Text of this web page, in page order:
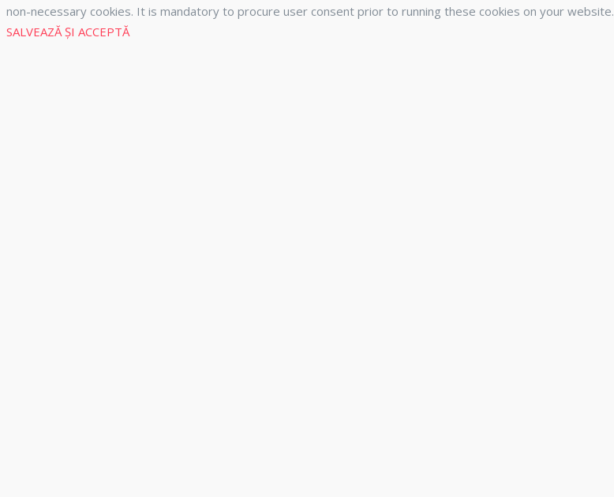
non-necessary cookies. It is mandatory to procure user consent prior to running these cookies on your website.
SALVEAZĂ ȘI ACCEPTĂ